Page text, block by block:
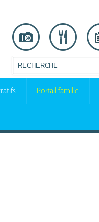
Portail famille